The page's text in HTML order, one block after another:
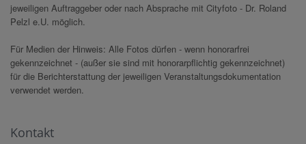
jeweiligen Auftraggeber oder nach Absprache mit Cityfoto - Dr. Roland
Pelzl e.U. möglich.
Für Medien der Hinweis: Alle Fotos dürfen - wenn honorarfrei
gekennzeichnet - (außer sie sind mit honorarpflichtig gekennzeichnet)
für die Berichterstattung der jeweiligen Veranstaltungsdokumentation
verwendet werden.
Kontakt